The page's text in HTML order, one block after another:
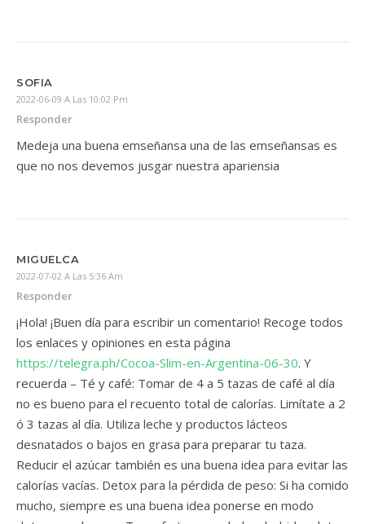
SOFIA
2022-06-09 A Las 10:02 Pm
Responder
Medeja una buena emseñansa una de las emseñansas es
que no nos devemos jusgar nuestra apariensia
MIGUELCA
2022-07-02 A Las 5:36 Am
Responder
¡Hola! ¡Buen día para escribir un comentario! Recoge todos
los enlaces y opiniones en esta página
https://telegra.ph/Cocoa-Slim-en-Argentina-06-30. Y
recuerda – Té y café: Tomar de 4 a 5 tazas de café al día
no es bueno para el recuento total de calorías. Limítate a 2
ó 3 tazas al día. Utiliza leche y productos lácteos
desnatados o bajos en grasa para preparar tu taza.
Reducir el azúcar también es una buena idea para evitar las
calorías vacías. Detox para la pérdida de peso: Si ha comido
mucho, siempre es una buena idea ponerse en modo